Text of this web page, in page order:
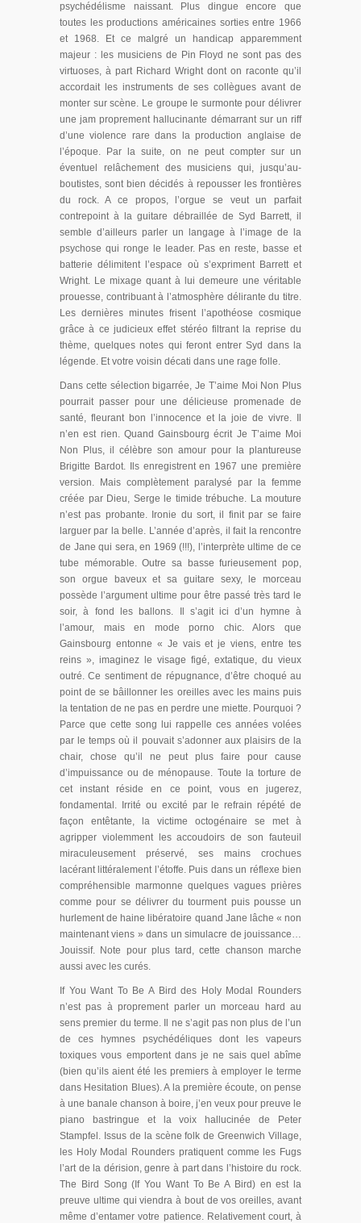
psychédélisme naissant. Plus dingue encore que
toutes les productions américaines sorties entre 1966
et 1968. Et ce malgré un handicap apparemment
majeur : les musiciens de Pin Floyd ne sont pas des
virtuoses, à part Richard Wright dont on raconte qu’il
accordait les instruments de ses collègues avant de
monter sur scène. Le groupe le surmonte pour délivrer
une jam proprement hallucinante démarrant sur un riff
d’une violence rare dans la production anglaise de
l’époque. Par la suite, on ne peut compter sur un
éventuel relâchement des musiciens qui, jusqu’au-
boutistes, sont bien décidés à repousser les frontières
du rock. A ce propos, l’orgue se veut un parfait
contrepoint à la guitare débraillée de Syd Barrett, il
semble d’ailleurs parler un langage à l’image de la
psychose qui ronge le leader. Pas en reste, basse et
batterie délimitent l’espace où s’expriment Barrett et
Wright. Le mixage quant à lui demeure une véritable
prouesse, contribuant à l’atmosphère délirante du titre.
Les dernières minutes frisent l’apothéose cosmique
grâce à ce judicieux effet stéréo filtrant la reprise du
thème, quelques notes qui feront entrer Syd dans la
légende. Et votre voisin décati dans une rage folle.
Dans cette sélection bigarrée, Je T’aime Moi Non Plus
pourrait passer pour une délicieuse promenade de
santé, fleurant bon l’innocence et la joie de vivre. Il
n’en est rien. Quand Gainsbourg écrit Je T’aime Moi
Non Plus, il célèbre son amour pour la plantureuse
Brigitte Bardot. Ils enregistrent en 1967 une première
version. Mais complètement paralysé par la femme
créée par Dieu, Serge le timide trébuche. La mouture
n’est pas probante. Ironie du sort, il finit par se faire
larguer par la belle. L’année d’après, il fait la rencontre
de Jane qui sera, en 1969 (!!!), l’interprète ultime de ce
tube mémorable. Outre sa basse furieusement pop,
son orgue baveux et sa guitare sexy, le morceau
possède l’argument ultime pour être passé très tard le
soir, à fond les ballons. Il s’agit ici d’un hymne à
l’amour, mais en mode porno chic. Alors que
Gainsbourg entonne « Je vais et je viens, entre tes
reins », imaginez le visage figé, extatique, du vieux
outré. Ce sentiment de répugnance, d’être choqué au
point de se bâillonner les oreilles avec les mains puis
la tentation de ne pas en perdre une miette. Pourquoi ?
Parce que cette song lui rappelle ces années volées
par le temps où il pouvait s’adonner aux plaisirs de la
chair, chose qu’il ne peut plus faire pour cause
d’impuissance ou de ménopause. Toute la torture de
cet instant réside en ce point, vous en jugerez,
fondamental. Irrité ou excité par le refrain répété de
façon entêtante, la victime octogénaire se met à
agripper violemment les accoudoirs de son fauteuil
miraculeusement préservé, ses mains crochues
lacérant littéralement l’étoffe. Puis dans un réflexe bien
compréhensible marmonne quelques vagues prières
comme pour se délivrer du tourment puis pousse un
hurlement de haine libératoire quand Jane lâche « non
maintenant viens » dans un simulacre de jouissance…
Jouissif. Note pour plus tard, cette chanson marche
aussi avec les curés.
If You Want To Be A Bird des Holy Modal Rounders
n’est pas à proprement parler un morceau hard au
sens premier du terme. Il ne s’agit pas non plus de l’un
de ces hymnes psychédéliques dont les vapeurs
toxiques vous emportent dans je ne sais quel abîme
(bien qu’ils aient été les premiers à employer le terme
dans Hesitation Blues). A la première écoute, on pense
à une banale chanson à boire, j’en veux pour preuve le
piano bastringue et la voix hallucinée de Peter
Stampfel. Issus de la scène folk de Greenwich Village,
les Holy Modal Rounders pratiquent comme les Fugs
l’art de la dérision, genre à part dans l’histoire du rock.
The Bird Song (If You Want To Be A Bird) en est la
preuve ultime qui viendra à bout de vos oreilles, avant
même d’entamer votre patience. Relativement court, à